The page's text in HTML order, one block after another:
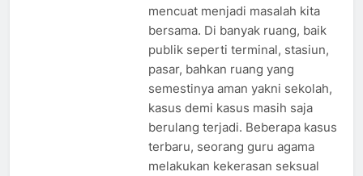
mencuat menjadi masalah kita
bersama. Di banyak ruang, baik
publik seperti terminal, stasiun,
pasar, bahkan ruang yang
semestinya aman yakni sekolah,
kasus demi kasus masih saja
berulang terjadi. Beberapa kasus
terbaru, seorang guru agama
melakukan kekerasan seksual